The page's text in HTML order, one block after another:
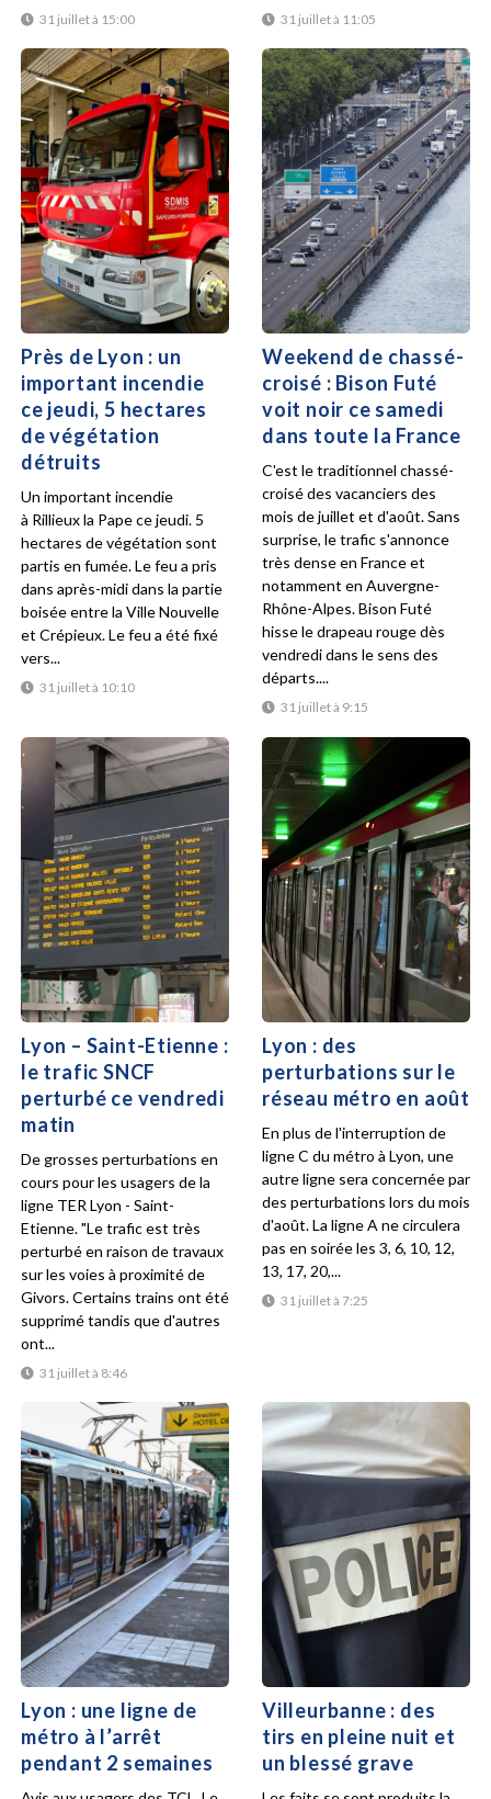
31 juillet à 15:00 31 juillet à 11:05
Près de Lyon : un
important incendie
ce jeudi, 5 hectares
de végétation
détruits
31 juillet à 10:10
Un important incendie
à Rillieux la Pape ce jeudi. 5
hectares de végétation sont
partis en fumée. Le feu a pris
dans après-midi dans la partie
boisée entre la Ville Nouvelle
et Crépieux. Le feu a été fixé
vers...
Weekend de chassé-
croisé : Bison Futé
voit noir ce samedi
dans toute la France
31 juillet à 9:15
C'est le traditionnel chassé-
croisé des vacanciers des
mois de juillet et d'août. Sans
surprise, le trafic s'annonce
très dense en France et
notamment en Auvergne-
Rhône-Alpes. Bison Futé
hisse le drapeau rouge dès
vendredi dans le sens des
départs....
Lyon – Saint-Etienne :
le trafic SNCF
perturbé ce vendredi
matin
31 juillet à 8:46
De grosses perturbations en
cours pour les usagers de la
ligne TER Lyon - Saint-
Etienne. "Le trafic est très
perturbé en raison de travaux
sur les voies à proximité de
Givors. Certains trains ont été
supprimé tandis que d'autres
ont...
Lyon : des
perturbations sur le
réseau métro en août
31 juillet à 7:25
En plus de l'interruption de
ligne C du métro à Lyon, une
autre ligne sera concernée par
des perturbations lors du mois
d'août. La ligne A ne circulera
pas en soirée les 3, 6, 10, 12,
13, 17, 20,...
Lyon : une ligne de
métro à l’arrêt
pendant 2 semaines
Villeurbanne : des
tirs en pleine nuit et
un blessé grave